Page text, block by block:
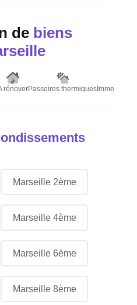
de biens
rénoverPassoires thermiques Immeubles
Marseille 2ème
Marseille 4ème
Marseille 6ème
Marseille 8ème